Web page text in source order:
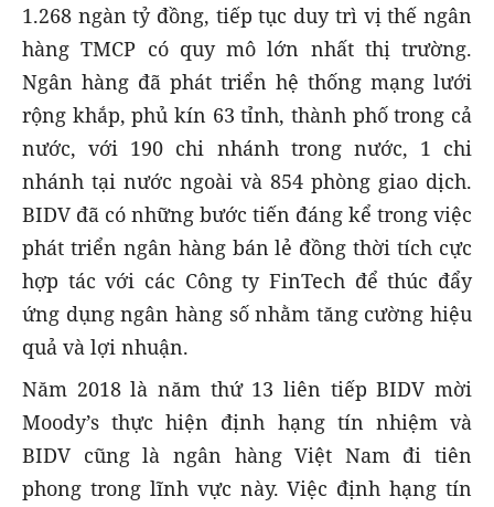
1.268 ngàn tỷ đồng, tiếp tục duy trì vị thế ngân
hàng TMCP có quy mô lớn nhất thị trường.
Ngân hàng đã phát triển hệ thống mạng lưới
rộng khắp, phủ kín 63 tỉnh, thành phố trong cả
nước, với 190 chi nhánh trong nước, 1 chi
nhánh tại nước ngoài và 854 phòng giao dịch.
BIDV đã có những bước tiến đáng kể trong việc
phát triển ngân hàng bán lẻ đồng thời tích cực
hợp tác với các Công ty FinTech để thúc đẩy
ứng dụng ngân hàng số nhằm tăng cường hiệu
quả và lợi nhuận.
Năm 2018 là năm thứ 13 liên tiếp BIDV mời
Moody’s thực hiện định hạng tín nhiệm và
BIDV cũng là ngân hàng Việt Nam đi tiên
phong trong lĩnh vực này. Việc định hạng tín